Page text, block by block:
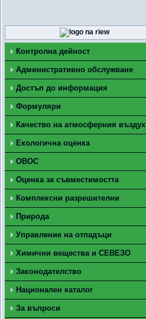
Контролна дейност
Административно обслужване
Достъп до информация
Формуляри
Качество на атмосферния въздух
Екологична оценка
ОВОС
Оценка за съвместимостта
Комплексни разрешителни
Природа
Управление на отпадъци
Химични вещества и СЕВЕЗО
Законодателство
Национален каталог
За въпроси